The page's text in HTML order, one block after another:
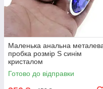
Маленька анальна
пробка розмір S синім
кристалом
Готово до відправки